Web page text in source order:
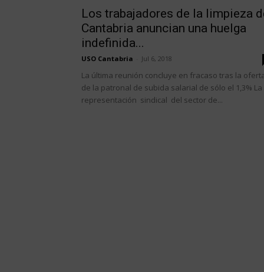
Los trabajadores de la limpieza
Cantabria anuncian una huelga
indefinida...
USO Cantabria Jul 6, 2018
La última reunión concluye en fracaso tras la
de la patronal de subida salarial de sólo el 1,3% La
representación sindical del sector de...